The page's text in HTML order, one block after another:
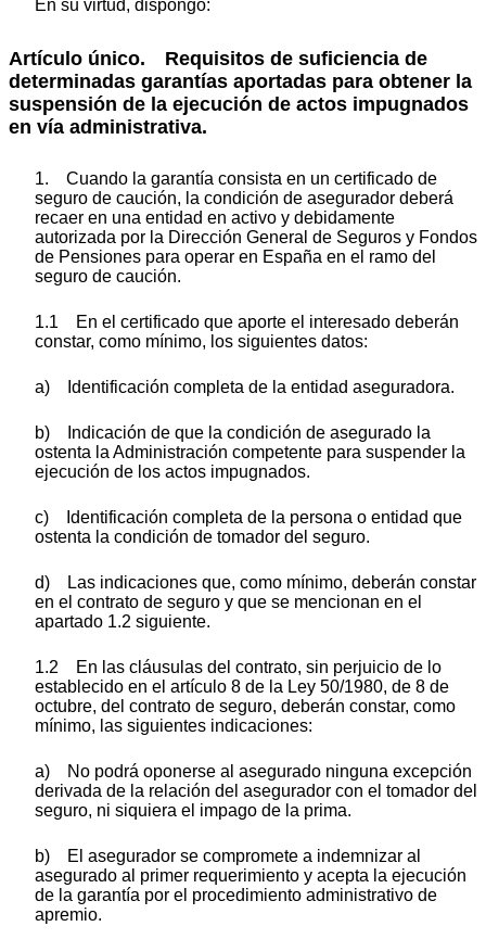
En su virtud, dispongo:
Artículo único. Requisitos de suficiencia de
determinadas garantías aportadas para obtener la
suspensión de la ejecución de actos impugnados
en vía administrativa.
1. Cuando la garantía consista en un certificado de
seguro de caución, la condición de asegurador deberá
recaer en una entidad en activo y debidamente
autorizada por la Dirección General de Seguros y Fondos
de Pensiones para operar en España en el ramo del
seguro de caución.
1.1 En el certificado que aporte el interesado deberán
constar, como mínimo, los siguientes datos:
a) Identificación completa de la entidad aseguradora.
b) Indicación de que la condición de asegurado la
ostenta la Administración competente para suspender la
ejecución de los actos impugnados.
c) Identificación completa de la persona o entidad que
ostenta la condición de tomador del seguro.
d) Las indicaciones que, como mínimo, deberán constar
en el contrato de seguro y que se mencionan en el
apartado 1.2 siguiente.
1.2 En las cláusulas del contrato, sin perjuicio de lo
establecido en el artículo 8 de la Ley 50/1980, de 8 de
octubre, del contrato de seguro, deberán constar, como
mínimo, las siguientes indicaciones:
a) No podrá oponerse al asegurado ninguna excepción
derivada de la relación del asegurador con el tomador del
seguro, ni siquiera el impago de la prima.
b) El asegurador se compromete a indemnizar al
asegurado al primer requerimiento y acepta la ejecución
de la garantía por el procedimiento administrativo de
apremio.